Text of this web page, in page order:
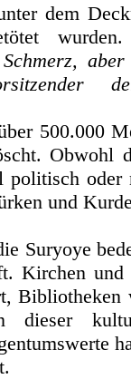
dem
500.000
Obwohl
oder
und
Suryoye
Kirchen
Bibliotheken
dieser